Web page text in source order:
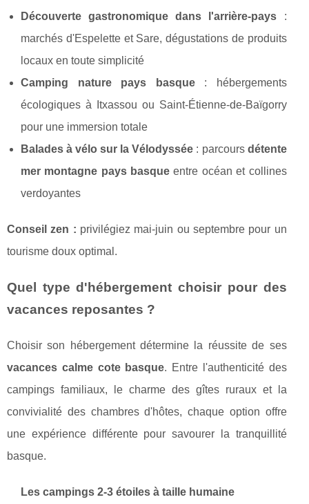
Découverte gastronomique dans l'arrière-pays :
marchés d'Espelette et Sare, dégustations de produits
locaux en toute simplicité
Camping nature pays basque: hébergements
écologiques à Itxassou ou Saint-Étienne-de-Baïgorry
pour une immersion totale
Balades à vélo sur la Vélodyssée : parcours détente
mer montagne pays basque entre océan et collines
verdoyantes
Conseil zen : privilégiez mai-juin ou septembre pour un
tourisme doux optimal.
Quel type d'hébergement choisir pour des
vacances reposantes ?
Choisir son hébergement détermine la réussite de ses
vacances calme cote basque. Entre l'authenticité des
campings familiaux, le charme des gîtes ruraux et la
convivialité des chambres d'hôtes, chaque option offre
une expérience différente pour savourer la tranquillité
basque.
Les campings 2-3 étoiles à taille humaine